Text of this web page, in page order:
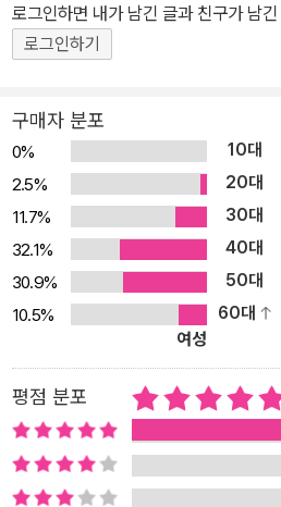
지처럼요. 장면마다 펼쳐지는 시적인 표현들 『두 사람』은 한 장면 한
장면 시처럼 반짝이는 비유가 담겨 있습
그림을 통해 어떤 이는 각 사람이 완전
로 다른 두 사람이 하나가 되는 기적을
누군가는 두 반쪽 옷 모두에 어울리는
릅니다. 그 단추의 표정이 각각 다르다
있을 것입니다. 작가는 관계에 대한 깊은 사유를 그려 내는 동시에, 독
자가 저마다의 상상으로 채워 넣을 수
자가 직접 그림의 이면을 상상하고, 글
다. 『두 사람』은 작가와 독자, 두 사람
사이에 대해 곰곰이 생각해 보는 시간을
로그인하면 내가 남긴 글과 친구가 남
로그인하기
구매자 분포
0% 10대
2.5%
20대
11.7%
30대
32.1%
40대
30.9%
50대
10.5%
60대
여성
평점 분포